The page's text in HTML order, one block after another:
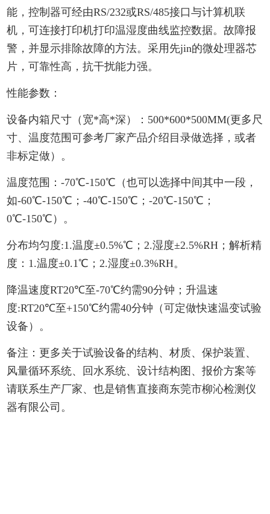
能，控制器可经由RS/232或RS/485接口与计算机联
机，可连接打印机打印温湿度曲线监控数据。故障报
警，并显示排除故障的方法。采用先jin的微处理器芯
片，可靠性高，抗干扰能力强。
性能参数：
设备内箱尺寸（宽*高*深）：500*600*500MM(更多尺
寸、温度范围可参考厂家产品介绍目录做选择，或者
非标定做）。
温度范围：-70℃-150℃（也可以选择中间其中一段，
如-60℃-150℃；-40℃-150℃；-20℃-150℃；
0℃-150℃）。
分布均匀度:1.温度±0.5%℃；2.湿度±2.5%RH；解析精
度：1.温度±0.1℃；2.湿度±0.3%RH。
降温速度RT20℃至-70℃约需90分钟；升温速
度:RT20℃至+150℃约需40分钟（可定做快速温变试验
设备）。
备注：更多关于试验设备的结构、材质、保护装置、
风量循环系统、回水系统、设计结构图、报价方案等
请联系生产厂家、也是销售直接商东莞市柳沁检测仪
器有限公司。